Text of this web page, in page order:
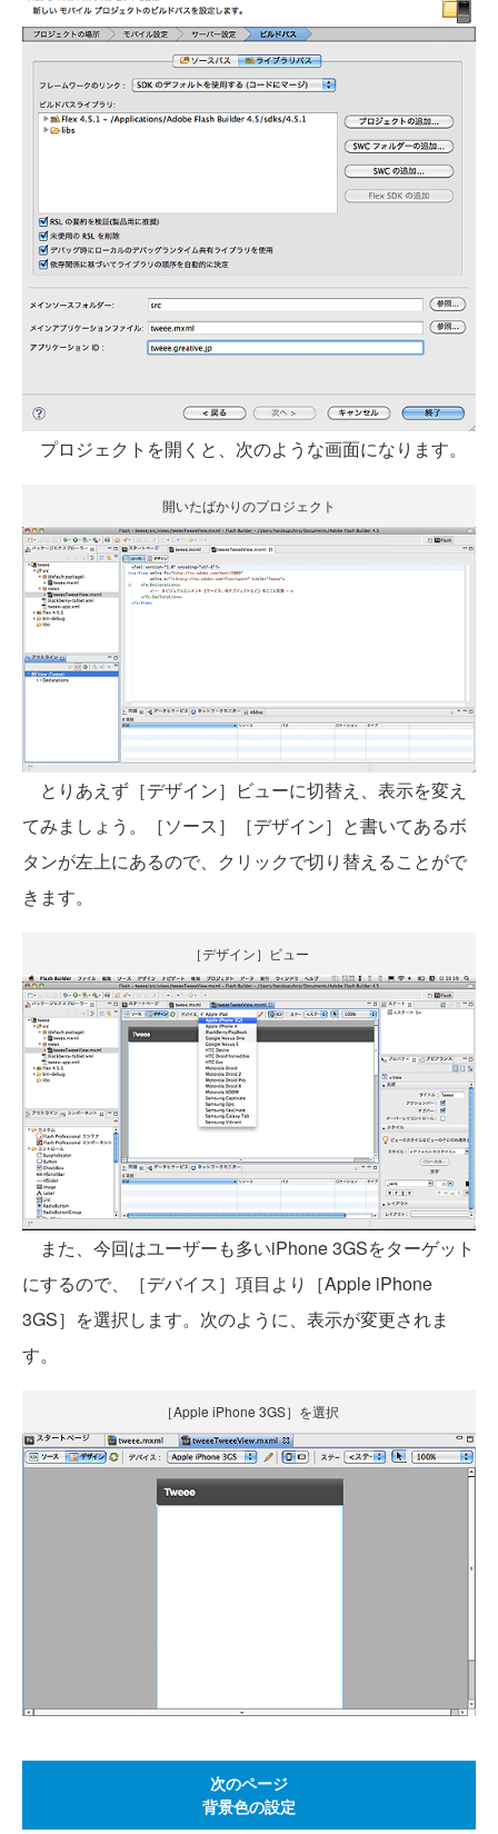
プロジェクトを開くと、次のような画面になります。
開いたばかりのプロジェクト
とりあえず［デザイン］ビューに切替え、表示を変え
てみましょう。［ソース］［デザイン］と書いてあるボ
タンが左上にあるので、クリックで切り替えることがで
きます。
［デザイン］ビュー
また、今回はユーザーも多いiPhone 3GSをターゲット
にするので、［デバイス］項目より［Apple iPhone
3GS］を選択します。次のように、表示が変更されま
す。
［Apple iPhone 3GS］を選択
次のページ
背景色の設定